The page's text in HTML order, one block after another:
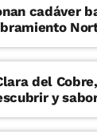
cadáver
del
y